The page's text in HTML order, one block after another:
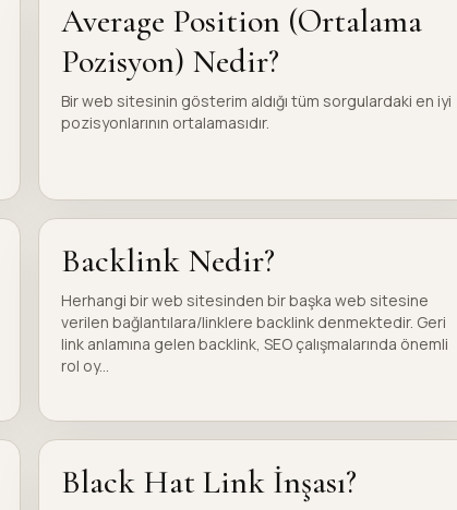
Average Position (Ortalama
Pozisyon) Nedir?
Bir web sitesinin gösterim aldığı tüm sorgulardaki en iyi
pozisyonlarının ortalamasıdır.
Backlink Nedir?
Herhangi bir web sitesinden bir başka web sitesine
verilen bağlantılara/linklere backlink denmektedir. Geri
link anlamına gelen backlink, SEO çalışmalarında önemli
rol oy...
Black Hat Link İnşası?